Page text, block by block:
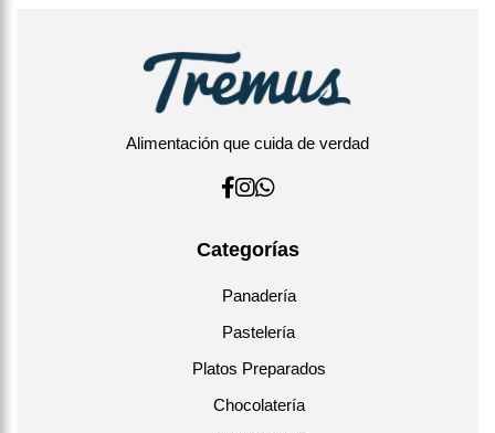
Alimentación que cuida de verdad
Categorías
Panadería
Pastelería
Platos Preparados
Chocolatería